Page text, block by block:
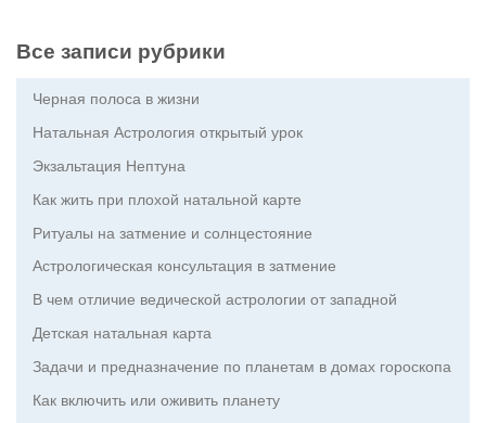
Все записи рубрики
Черная полоса в жизни
Натальная Астрология открытый урок
Экзальтация Нептуна
Как жить при плохой натальной карте
Ритуалы на затмение и солнцестояние
Астрологическая консультация в затмение
В чем отличие ведической астрологии от западной
Детская натальная карта
Задачи и предназначение по планетам в домах гороскопа
Как включить или оживить планету